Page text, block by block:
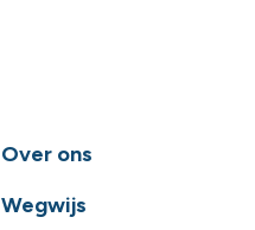
Over ons
Wegwijs